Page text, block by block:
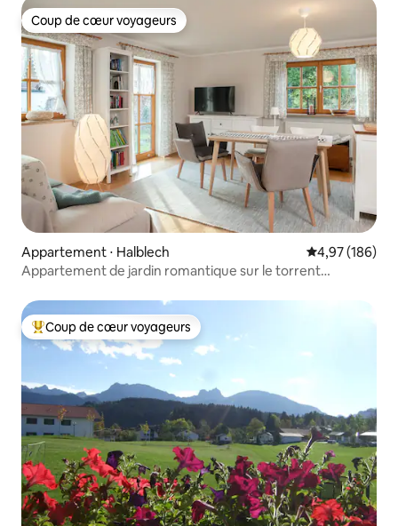
Coup de cœur voyageurs
Coup de cœur voyageurs
Appartement ⋅ Halblech Évaluation
4,97 (186)
Appartement de jardin romantique sur le torrent
Coups de cœur voyageurs les plus appréciés
Coup de cœur voyageurs